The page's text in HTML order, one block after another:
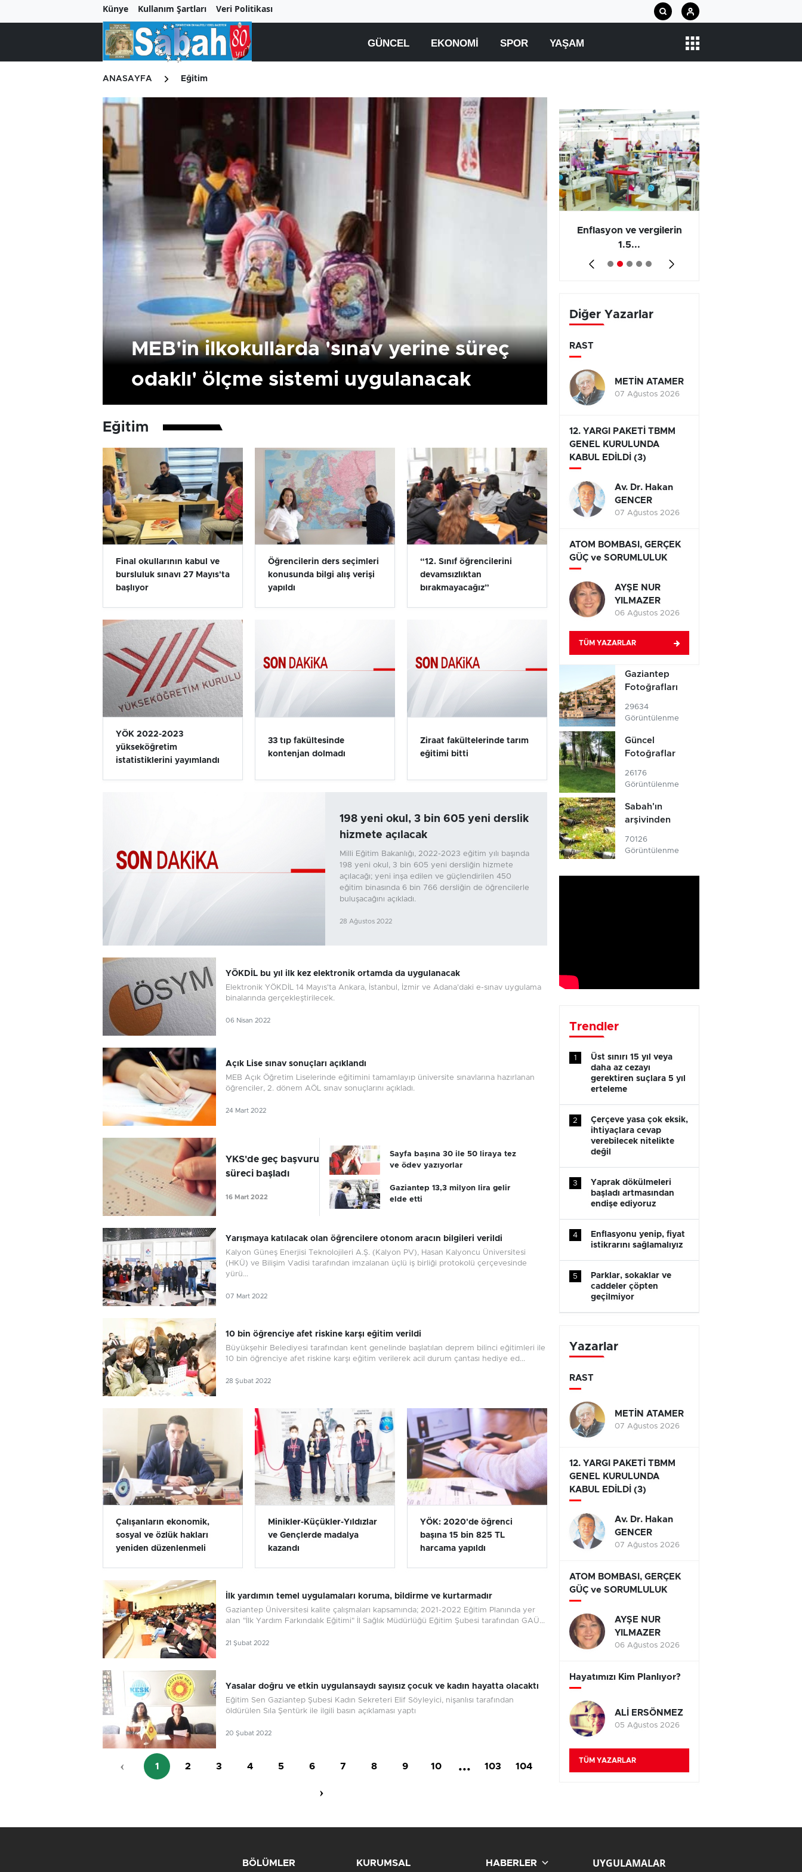
Künye Kullanım Şartları Veri Politikası
GÜNCEL EKONOMI SPOR YAŞAM
ANASAYFA Eğitim
MEB'in ilkokullarda 'sınav yerine süreç
odaklı' ölçme sistemi uygulanacak
Eğitim
Final okullarının kabul ve
bursluluk sınavı 27 Mayıs'ta
başlıyor
Öğrencilerin ders seçimleri
konusunda bilgi alış verişi
yapıldı
“12. Sınıf öğrencilerini
devamsızlıktan
bırakmayacağız”
YÖK 2022-2023
yükseköğretim
istatistiklerini yayımlandı
33 tıp fakültesinde
kontenjan dolmadı
Ziraat fakültelerinde tarım
eğitimi bitti
198 yeni okul, 3 bin 605 yeni derslik
hizmete açılacak
Milli Eğitim Bakanlığı, 2022-2023 eğitim yılı başında
198 yeni okul, 3 bin 605 yeni dersliğin hizmete
açılacağı; yeni inşa edilen ve güçlendirilen 450
eğitim binasında 6 bin 766 dersliğin de öğrencilerle
buluşacağını açıkladı.
28 Ağustos 2022
YÖKDİL bu yıl ilk kez elektronik ortamda da uygulanacak
Elektronik YÖKDİL 14 Mayıs'ta Ankara, İstanbul, İzmir ve Adana'daki e-sınav uygulama
binalarında gerçekleştirilecek.
06 Nisan 2022
Açık Lise sınav sonuçları açıklandı
MEB Açık Öğretim Liselerinde eğitimini tamamlayıp üniversite sınavlarına hazırlanan
öğrenciler, 2. dönem AÖL sınav sonuçlarını açıkladı.
24 Mart 2022
YKS'de geç başvuru
süreci başladı
16 Mart 2022
Sayfa başına 30 ile 50 liraya tez
ve ödev yazıyorlar
Gaziantep 13,3 milyon lira gelir
elde etti
Yarışmaya katılacak olan öğrencilere otonom aracın bilgileri verildi
Kalyon Güneş Enerjisi Teknolojileri A.Ş. (Kalyon PV), Hasan Kalyoncu Üniversitesi
(HKÜ) ve Bilişim Vadisi tarafından imzalanan üçlü iş birliği protokolü çerçevesinde
yürü...
07 Mart 2022
10 bin öğrenciye afet riskine karşı eğitim verildi
Büyükşehir Belediyesi tarafından kent genelinde başlatılan deprem bilinci eğitimleri ile
10 bin öğrenciye afet riskine karşı eğitim verilerek acil durum çantası hediye ed...
28 Şubat 2022
Çalışanların ekonomik,
sosyal ve özlük hakları
yeniden düzenlenmeli
Minikler-Küçükler-Yıldızlar
ve Gençlerde madalya
kazandı
YÖK: 2020'de öğrenci
başına 15 bin 825 TL
harcama yapıldı
İlk yardımın temel uygulamaları koruma, bildirme ve kurtarmadır
Gaziantep Üniversitesi kalite çalışmaları kapsamında; 2021-2022 Eğitim Planında yer
alan "İlk Yardım Farkındalık Eğitimi" İl Sağlık Müdürlüğü Eğitim Şubesi tarafından GAÜ...
21 Şubat 2022
Yasalar doğru ve etkin uygulansaydı sayısız çocuk ve kadın hayatta olacaktı
Eğitim Sen Gaziantep Şubesi Kadın Sekreteri Elif Söyleyici, nişanlısı tarafından
öldürülen Sıla Şentürk ile ilgili basın açıklaması yaptı
20 Şubat 2022
‹ 1 2 3 4 5 6 7 8 9 10 ... 103 104
›
Birçok uyku hastalığının
tan...
Enflasyon ve vergilerin
1.5...
Diğer Yazarlar
RAST
METİN ATAMER
07 Ağustos 2026
12. YARGI PAKETİ TBMM
GENEL KURULUNDA
KABUL EDİLDİ (3)
Av. Dr. Hakan
GENCER
07 Ağustos 2026
ATOM BOMBASI, GERÇEK
GÜÇ ve SORUMLULUK
AYŞE NUR
YILMAZER
06 Ağustos 2026
TÜM YAZARLAR
Gaziantep
Fotoğrafları
29634
Görüntülenme
Güncel
Fotoğraflar
26176
Görüntülenme
Sabah'ın
arşivinden
70126
Görüntülenme
Trendler
1
Üst sınırı 15 yıl veya
daha az cezayı
gerektiren suçlara 5 yıl
erteleme
2
Çerçeve yasa çok eksik,
ihtiyaçlara cevap
verebilecek nitelikte
değil
3
Yaprak dökülmeleri
başladı artmasından
endişe ediyoruz
4
Enflasyonu yenip, fiyat
istikrarını sağlamalıyız
5
Parklar, sokaklar ve
caddeler çöpten
geçilmiyor
Yazarlar
RAST
METİN ATAMER
07 Ağustos 2026
12. YARGI PAKETİ TBMM
GENEL KURULUNDA
KABUL EDİLDİ (3)
Av. Dr. Hakan
GENCER
07 Ağustos 2026
ATOM BOMBASI, GERÇEK
GÜÇ ve SORUMLULUK
AYŞE NUR
YILMAZER
06 Ağustos 2026
Hayatımızı Kim Planlıyor?
ALİ ERSÖNMEZ
05 Ağustos 2026
TÜM YAZARLAR
BÖLÜMLER KURUMSAL HABERLER UYGULAMALAR